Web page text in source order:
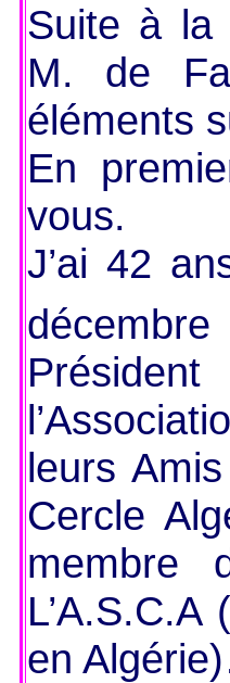
Suite à la
M. de
éléments
En
vous.
J’ai 42
leurs
Cercle
membre
en